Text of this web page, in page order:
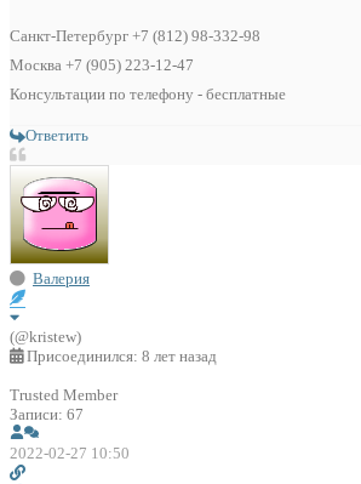
Санкт-Петербург +7 (812) 98-332-98
Москва +7 (905) 223-12-47
Консультации по телефону - бесплатные
Ответить
Валерия
(@kristew)
Присоединился: 8 лет назад
Trusted Member
Записи: 67
2022-02-27 10:50